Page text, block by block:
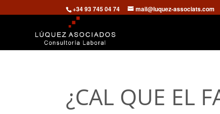
+34 93 745 04 74 mail@luquez-associats.com
¿CAL QUE EL